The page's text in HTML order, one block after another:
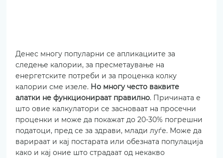
Денес многу популарни се апликациите за
следење калории, за пресметаување на
енергетските потреби и за проценка колку
калории сме изеле. Но многу често ваквите
алатки не функционираат правилно. Причината е
што овие калкулатори се засноваат на просечни
проценки и може да покажат до 20-30% погрешни
податоци, пред се за здрави, млади луѓе. Може да
варираат и кај постарата или обезната популација
како и кај оние што страдаат од некакво